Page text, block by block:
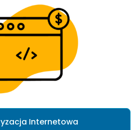
Internetowa